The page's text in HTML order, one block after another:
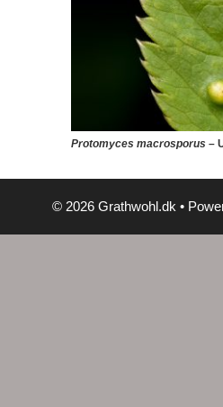
Protomyces macrosporus –
© 2026 Grathwohl.dk •